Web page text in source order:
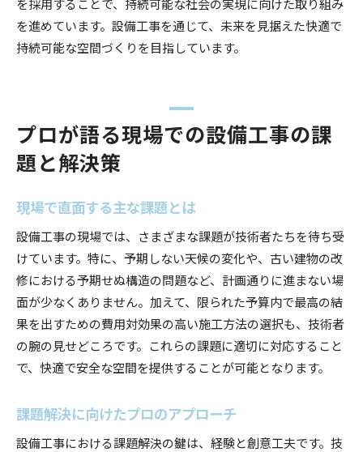
を進めています。設備工事を通じて、未来を見据えた快適で
持続可能な空間づくりを目指しています。
プロが語る現場での設備工事の課
題と解決策
現場で直面する主な課題とは
設備工事の現場では、さまざまな課題が技術者たちを待ち受
けています。特に、予期しない天候の変化や、古い建物の改
修における予期せぬ構造の問題など、計画通りに進まない場
面が少なくありません。加えて、限られた予算内で最高の結
果を出すための費用対効果の高い施工方法の選択も、技術者
の腕の見せどころです。これらの課題に適切に対応すること
で、快適で安全な空間を提供することが可能となります。
課題解決に向けたプロのアプローチ
設備工事における課題解決の鍵は、経験と創意工夫です。技